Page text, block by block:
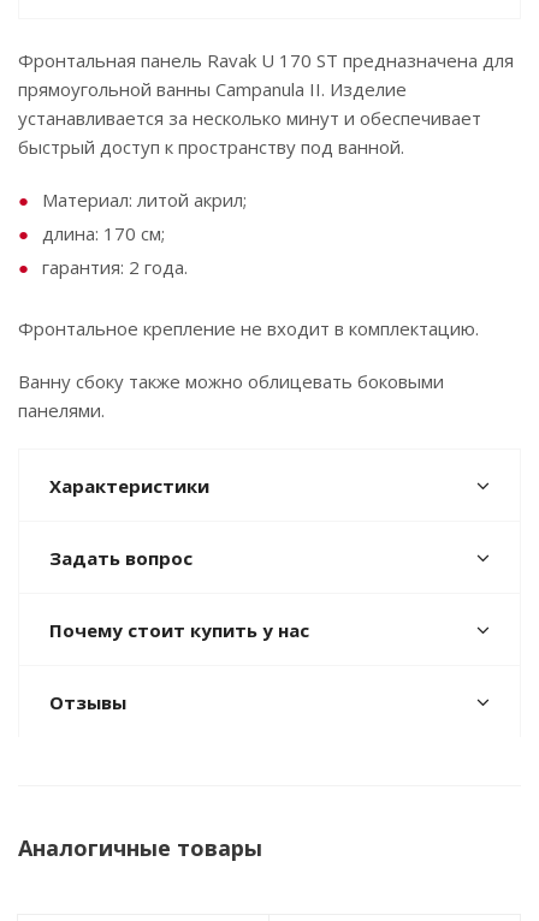
Фронтальная панель Ravak U 170 ST предназначена для
прямоугольной ванны Campanula II. Изделие
устанавливается за несколько минут и обеспечивает
быстрый доступ к пространству под ванной.
Материал: литой акрил;
длина: 170 см;
гарантия: 2 года.
Фронтальное крепление не входит в комплектацию.
Ванну сбоку также можно облицевать боковыми
панелями.
Характеристики
Задать вопрос
Почему стоит купить у нас
Отзывы
Аналогичные товары